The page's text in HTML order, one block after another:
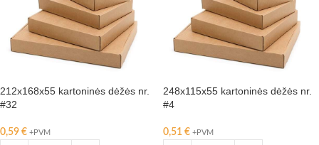
212x168x55 kartoninės dėžės nr.
#32
0,59 € +PVM
248x115x55 kartoninės dėžės nr.
#4
0,51 € +PVM